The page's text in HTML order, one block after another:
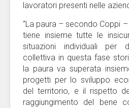
lavoratori presenti nelle
“La paura – secondo Coppi
tiene insieme tutte le
situazioni individuali per
collettiva in questa fase
la paura va superata
progetti per lo sviluppo
del territorio, e il rispetto
raggiungimento del bene